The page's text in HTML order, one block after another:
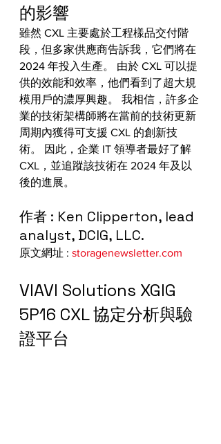
的影響
雖然 CXL 主要處於工程樣品交付階
段，但多家供應商告訴我，它們將在
2024 年投入生產。 由於 CXL 可以提
供的效能和效率，他們看到了超大規
模用戶的濃厚興趣。 我相信，許多企
業的技術架構師將在當前的技術更新
周期內獲得可支援 CXL 的創新技
術。 因此，企業 IT 領導者最好了解
CXL，並追蹤該技術在 2024 年及以
後的進展。
作者 : Ken Clipperton, lead
analyst, DCIG, LLC.
原文網址 : storagenewsletter.com
VIAVI Solutions XGIG
5P16 CXL 協定分析與驗
證平台